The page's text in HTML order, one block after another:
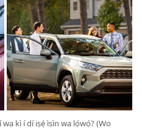
kì í dí iṣẹ́ ìsìn wa lọ́wọ́? (Wo